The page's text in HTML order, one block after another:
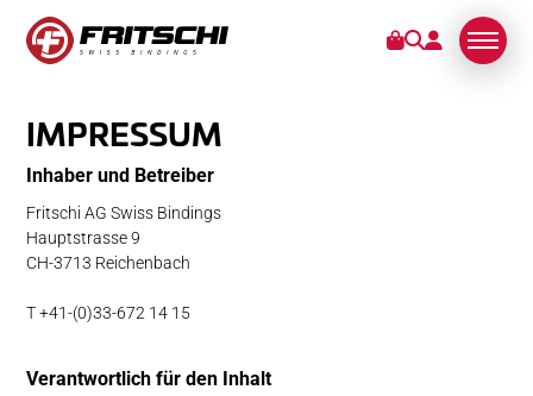
BINDUNGEN
KUNDENDIENST
STORIES
IMPRESSUM
Inhaber und Betreiber
Fritschi AG Swiss Bindings
Hauptstrasse 9
CH-3713 Reichenbach
T +41-(0)33-672 14 15
Verantwortlich für den Inhalt